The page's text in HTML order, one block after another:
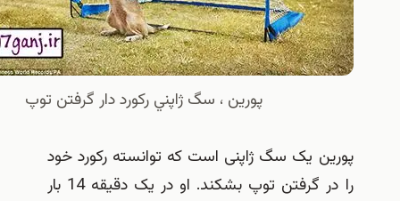
پورین ، سگ ژاپني رکورد دار گرفتن توپ
یک سگ ژاپنی است که توانسته رکورد خود
را در گرفتن توپ بشکند. او در یک دقیقه 14 بار